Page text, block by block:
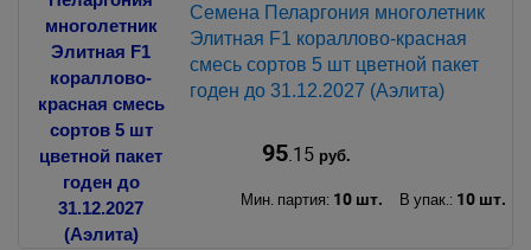
Семена Пеларгония многолетник
Элитная F1 кораллово-красная
смесь сортов 5 шт цветной пакет
годен до 31.12.2027 (Аэлита)
95.15руб.
Мин. партия: 10 шт. В упак.: 10 шт.